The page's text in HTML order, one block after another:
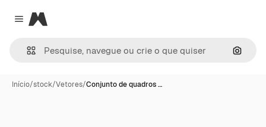
Close menu
Magnific
Início/stock/Vetores/Conjunto de quadros …